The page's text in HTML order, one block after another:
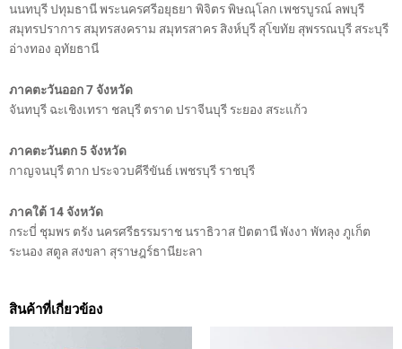
นนทบุรี ปทุมธานี พระนครศรีอยุธยา พิจิตร พิษณุโลก เพชรบูรณ์ ลพบุรี
สมุทรปราการ สมุทรสงคราม สมุทรสาคร สิงห์บุรี สุโขทัย สุพรรณบุรี สระบุรี
อ่างทอง อุทัยธานี
ภาคตะวันออก 7 จังหวัด
จันทบุรี ฉะเชิงเทรา ชลบุรี ตราด ปราจีนบุรี ระยอง สระแก้ว
ภาคตะวันตก 5 จังหวัด
กาญจนบุรี ตาก ประจวบคีรีขันธ์ เพชรบุรี ราชบุรี
ภาคใต้ 14 จังหวัด
กระบี่ ชุมพร ตรัง นครศรีธรรมราช นราธิวาส ปัตตานี พังงา พัทลุง ภูเก็ต
ระนอง สตูล สงขลา สุราษฎร์ธานียะลา
สินค้าที่เกี่ยวข้อง